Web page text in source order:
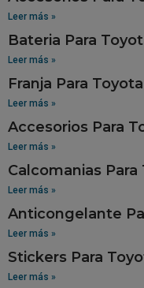
Leer más »
Bateria Para
Leer más »
Franja Para
Leer más »
Accesorios Para
Leer más »
Calcomanias Para
Leer más »
Anticongelante
Leer más »
Stickers Para
Leer más »